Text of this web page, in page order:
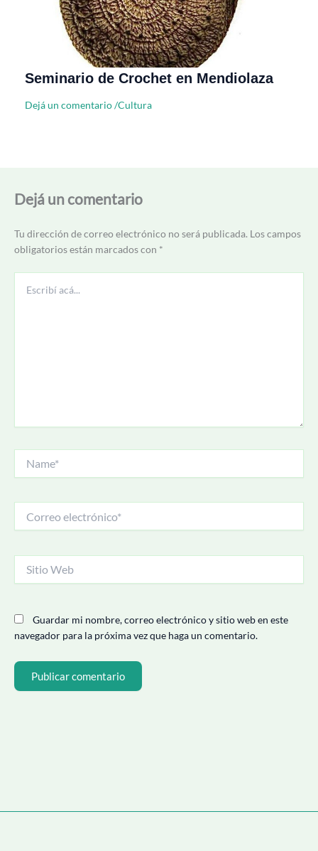
Seminario de Crochet en Mendiolaza
Dejá un comentario/Cultura
Dejá un comentario
Tu dirección de correo electrónico no será publicada. Los campos
obligatorios están marcados con *
acá...
electrónico*
Web
Guardar mi nombre, correo electrónico y sitio web en este
navegador para la próxima vez que haga un comentario.